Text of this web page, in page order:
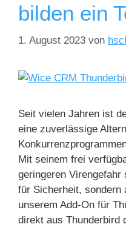
bilden ein
1. August 2023 von
Seit vielen Jahren ist
eine zuverlässige
Mit seinem frei
geringeren
für Sicherheit,
unserem Add-On für
direkt aus Thunderbird